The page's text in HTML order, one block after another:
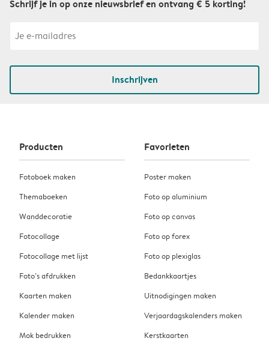
Schrijf je in op onze nieuwsbrief en ontvang € 5 korting!
Inschrijven
Producten
Fotoboek maken
Themaboeken
Wanddecoratie
Fotocollage
Fotocollage met lijst
Foto’s afdrukken
Kaarten maken
Kalender maken
Mok bedrukken
Favorieten
Poster maken
Foto op aluminium
Foto op canvas
Foto op forex
Foto op plexiglas
Bedankkaartjes
Uitnodigingen maken
Verjaardagskalenders maken
Kerstkaarten